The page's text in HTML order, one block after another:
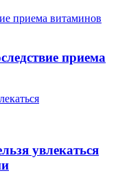
приема витаминов
приема
увлекаться